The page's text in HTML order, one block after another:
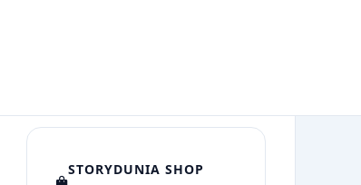
STORYDUNIA SHOP